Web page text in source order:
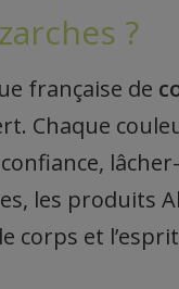
?
française de
Chaque
les produits
corps et